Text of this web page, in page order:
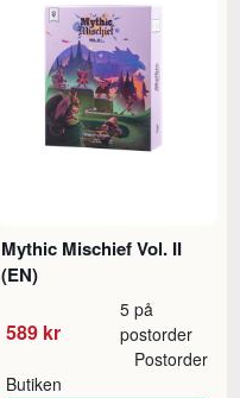
Mythic Mischief Vol. II
(EN)
589 kr
5 på
postorder
Butiken
Postorder